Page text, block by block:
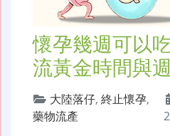
懷孕幾週可以
流黃金時間與
大陸落仔, 終止懷孕,
藥物流產